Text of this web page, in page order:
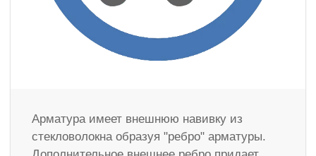
Арматура имеет внешнюю навивку из
стекловолокна образуя "ребро" арматуры.